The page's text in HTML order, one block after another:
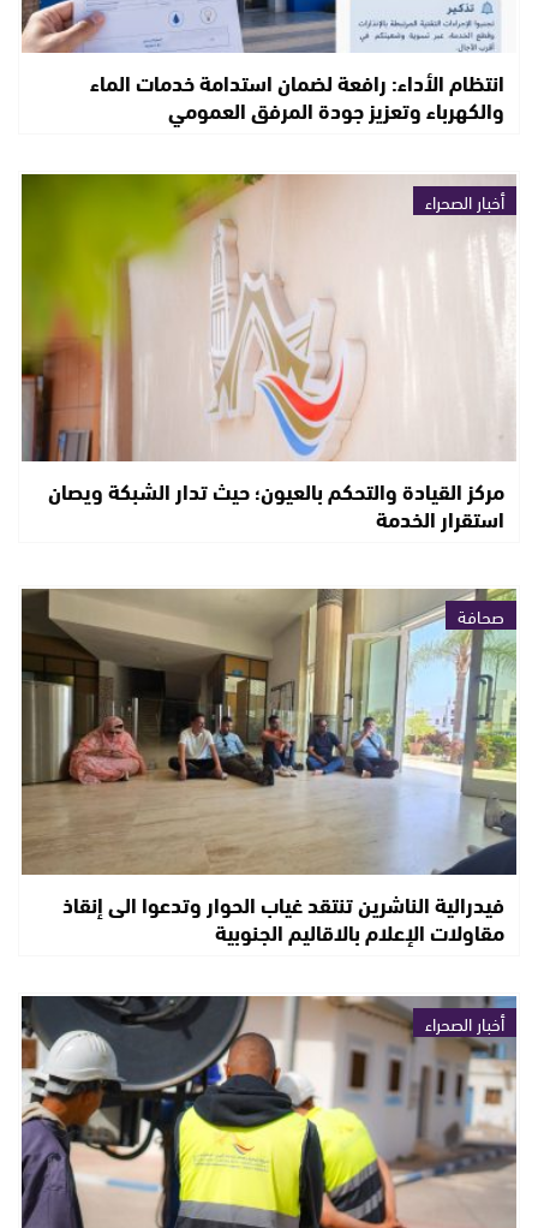
انتظام الأداء: رافعة لضمان استدامة خدمات الماء
والكهرباء وتعزيز جودة المرفق العمومي
أخبار الصحراء
مركز القيادة والتحكم بالعيون؛ حيث تدار الشبكة ويصان
استقرار الخدمة
صحافة
فيدرالية الناشرين تنتقد غياب الحوار وتدعوا الى إنقاذ
مقاولات الإعلام بالاقاليم الجنوبية
أخبار الصحراء